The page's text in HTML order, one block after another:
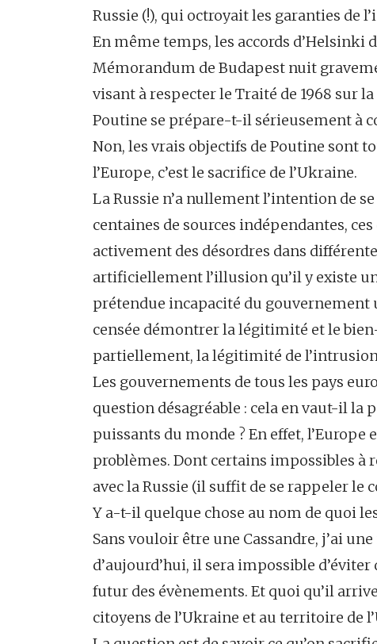
Russie (!), qui octroyait les garanties de
En même temps, les accords d’Helsinki
Mémorandum de Budapest nuit
visant à respecter le Traité de 1968 sur
Poutine se prépare-t-il sérieusement à
Non, les vrais objectifs de Poutine sont
l’Europe, c’est le sacrifice de l’Ukraine.
La Russie n’a nullement l’intention de
centaines de sources indépendantes,
activement des désordres dans
artificiellement l’illusion qu’il y existe
prétendue incapacité du
censée démontrer la légitimité et le
partiellement, la légitimité de l’intrusion
Les gouvernements de tous les pays
question désagréable : cela en vaut-il la
puissants du monde ? En effet,
problèmes. Dont certains impossibles à
avec la Russie (il suffit de se rappeler le
Y a-t-il quelque chose au nom de quoi
Sans vouloir être une Cassandre, j’ai
d’aujourd’hui, il sera impossible
futur des évènements. Et quoi qu’il
citoyens de l’Ukraine et au territoire de